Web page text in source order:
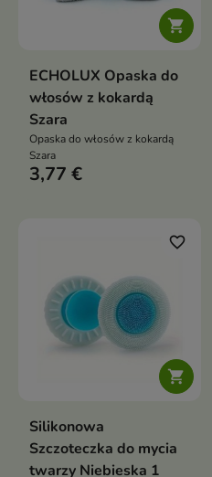

ECHOLUX Opaska do
włosów z kokardą
Szara
Opaska do włosów z kokardą
Szara
3,77 €

favorite_border
Silikonowa
Szczoteczka do mycia
twarzy Niebieska 1